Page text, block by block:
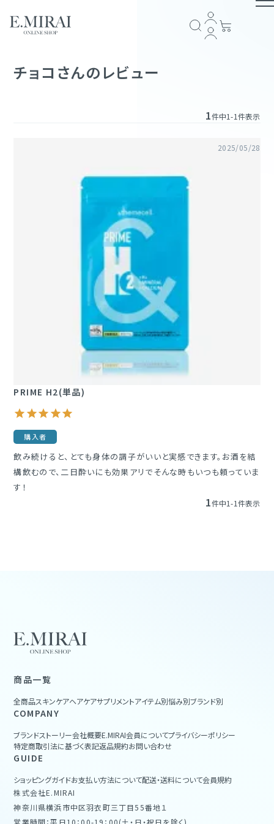
アイテム一覧
サプリメント
定期購入
ブランド一覧
&themecell
Shin&Me
ブランドストーリー
E.MIRAI会員について
プライバシーポリシー
特定商取引法に基づく表記
お問い合わせ
ショッピングガイド
お支払い方法について
配送・送料について
チョコさんのレビュー
1件中1-1件表示
PRIME H2(単品)
購入者
2025/05/28
飲み続けると、とても身体の調子がいいと実感できます。お酒を結
構飲むので、二日酔いにも効果アリでそんな時もいつも頼っていま
す！
1件中1-1件表示
株式会社E.MIRAI
神奈川県横浜市中区羽衣町三丁目55番地１
営業時間：平日10：00-19：00(土・日・祝日を除く)
商品一覧
全商品スキンケアヘアケアサプリメントアイテム別悩み別ブランド別
COMPANY
ブランドストーリー会社概要E.MIRAI会員についてプライバシーポリシー
特定商取引法に基づく表記返品規約お問い合わせ
GUIDE
ショッピングガイドお支払い方法について配送・送料について会員規約